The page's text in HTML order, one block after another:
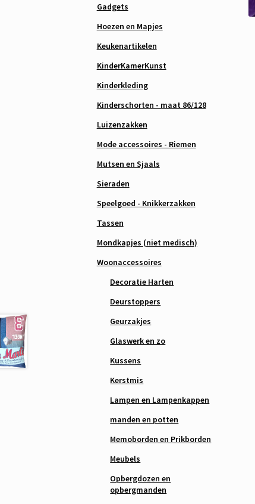
Gadgets
Hoezen en Mapjes
Keukenartikelen
KinderKamerKunst
Kinderkleding
Kinderschorten - maat 86/128
Luizenzakken
Mode accessoires - Riemen
Mutsen en Sjaals
Sieraden
Speelgoed - Knikkerzakken
Tassen
Mondkapjes (niet medisch)
Woonaccessoires
Decoratie Harten
Deurstoppers
Geurzakjes
Glaswerk en zo
Kussens
Kerstmis
Lampen en Lampenkappen
manden en potten
Memoborden en Prikborden
Meubels
Opbergdozen en
opbergmanden